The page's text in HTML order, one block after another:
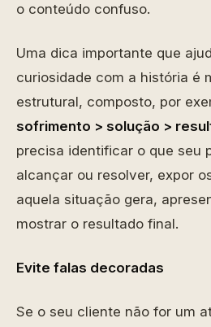
o conteúdo confuso.
Uma dica importante que
curiosidade com a história é
estrutural, composto, por
sofrimento > solução >
precisa identificar o que seu
alcançar ou resolver, expor
aquela situação gera,
mostrar o resultado final.
Evite falas decoradas
Se o seu cliente não for um